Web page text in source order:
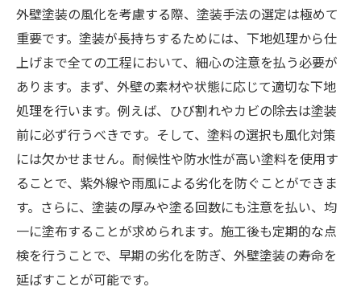
工夫
コスト削減を実現する外壁塗装の選び方
メンテナンスコストを抑えるための効果的
な塗料
外壁塗装のメンテナンス頻度を減らす方法
コストパフォーマンスの高い外壁塗装の実
例
塗装後のメンテナンス戦略とその効果
長期的な視点でのコスト削減策
初期投資を活かす外壁塗装の長期的なメリット
初期投資に見合う外壁塗装の選び方
外壁塗装の風化を考慮する際、塗装手法の選定は極めて
重要です。塗装が長持ちするためには、下地処理から仕
上げまで全ての工程において、細心の注意を払う必要が
あります。まず、外壁の素材や状態に応じて適切な下地
処理を行います。例えば、ひび割れやカビの除去は塗装
前に必ず行うべきです。そして、塗料の選択も風化対策
には欠かせません。耐候性や防水性が高い塗料を使用す
ることで、紫外線や雨風による劣化を防ぐことができま
す。さらに、塗装の厚みや塗る回数にも注意を払い、均
一に塗布することが求められます。施工後も定期的な点
検を行うことで、早期の劣化を防ぎ、外壁塗装の寿命を
延ばすことが可能です。